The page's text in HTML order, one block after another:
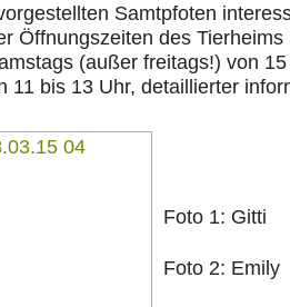
Samtpfoten
Öffnungszeiten des Tierheims
(außer freitags!) von
11 bis 13 Uhr, detaillierter
Foto 1: Gitti
Foto 2: Emily